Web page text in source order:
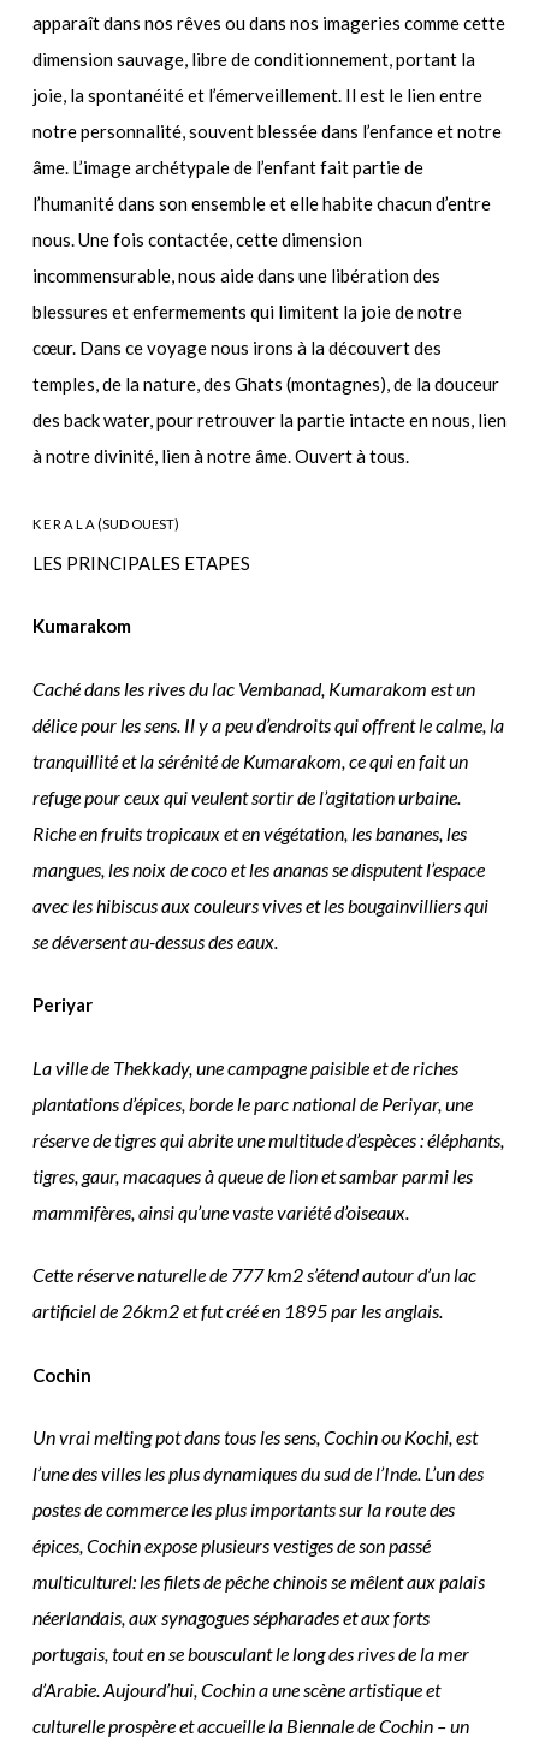
apparaît dans nos rêves ou dans nos imageries comme cette
dimension sauvage, libre de conditionnement, portant la
joie, la spontanéité et l’émerveillement. Il est le lien entre
notre personnalité, souvent blessée dans l’enfance et notre
âme. L’image archétypale de l’enfant fait partie de
l’humanité dans son ensemble et elle habite chacun d’entre
nous. Une fois contactée, cette dimension
incommensurable, nous aide dans une libération des
blessures et enfermements qui limitent la joie de notre
cœur. Dans ce voyage nous irons à la découvert des
temples, de la nature, des Ghats (montagnes), de la douceur
des back water, pour retrouver la partie intacte en nous, lien
à notre divinité, lien à notre âme. Ouvert à tous.
K E R A L A (SUD OUEST)
LES PRINCIPALES ETAPES
Kumarakom
Caché dans les rives du lac Vembanad, Kumarakom est un
délice pour les sens. Il y a peu d’endroits qui offrent le calme, la
tranquillité et la sérénité de Kumarakom, ce qui en fait un
refuge pour ceux qui veulent sortir de l’agitation urbaine.
Riche en fruits tropicaux et en végétation, les bananes, les
mangues, les noix de coco et les ananas se disputent l’espace
avec les hibiscus aux couleurs vives et les bougainvilliers qui
se déversent au-dessus des eaux.
Periyar
La ville de Thekkady, une campagne paisible et de riches
plantations d’épices, borde le parc national de Periyar, une
réserve de tigres qui abrite une multitude d’espèces : éléphants,
tigres, gaur, macaques à queue de lion et sambar parmi les
mammifères, ainsi qu’une vaste variété d’oiseaux.
Cette réserve naturelle de 777 km2 s’étend autour d’un lac
artificiel de 26km2 et fut créé en 1895 par les anglais.
Cochin
Un vrai melting pot dans tous les sens, Cochin ou Kochi, est
l’une des villes les plus dynamiques du sud de l’Inde. L’un des
postes de commerce les plus importants sur la route des
épices, Cochin expose plusieurs vestiges de son passé
multiculturel: les filets de pêche chinois se mêlent aux palais
néerlandais, aux synagogues sépharades et aux forts
portugais, tout en se bousculant le long des rives de la mer
d’Arabie. Aujourd’hui, Cochin a une scène artistique et
culturelle prospère et accueille la Biennale de Cochin – un